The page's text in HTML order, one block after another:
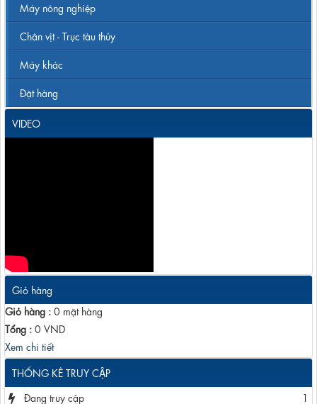
Máy nông nghiệp
Chân vịt - Trục tàu thủy
Máy khác
Đặt hàng
VIDEO
Giỏ hàng
Giỏ hàng : 0 mặt hàng
Tổng : 0 VND
Xem chi tiết
THỐNG KÊ TRUY CẬP
Đang truy cập
1